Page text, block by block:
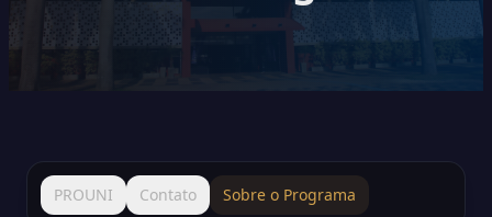
PROUNI Contato Sobre o Programa